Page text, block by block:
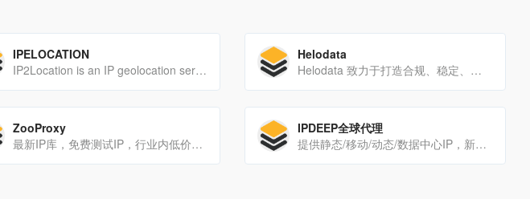
IPELOCATION
IP2Location is an IP geolocation service provider. Learn about IP2Location databases and IP2Proxy services.
Helodata
Helodata 致力于打造合规、稳定、规模化的代理 IP 网络，让 AI 训练、数据采集、广告核查、市场情报等业务在全球任意角落都能拿到真实、干净的数据。
ZooProxy
最新IP库，免费测试IP，行业内低价，套餐不过期，全球195国家地区资源
IPDEEP全球代理
提供静态/移动/动态/数据中心IP，新用户注册免费赠送200MB。